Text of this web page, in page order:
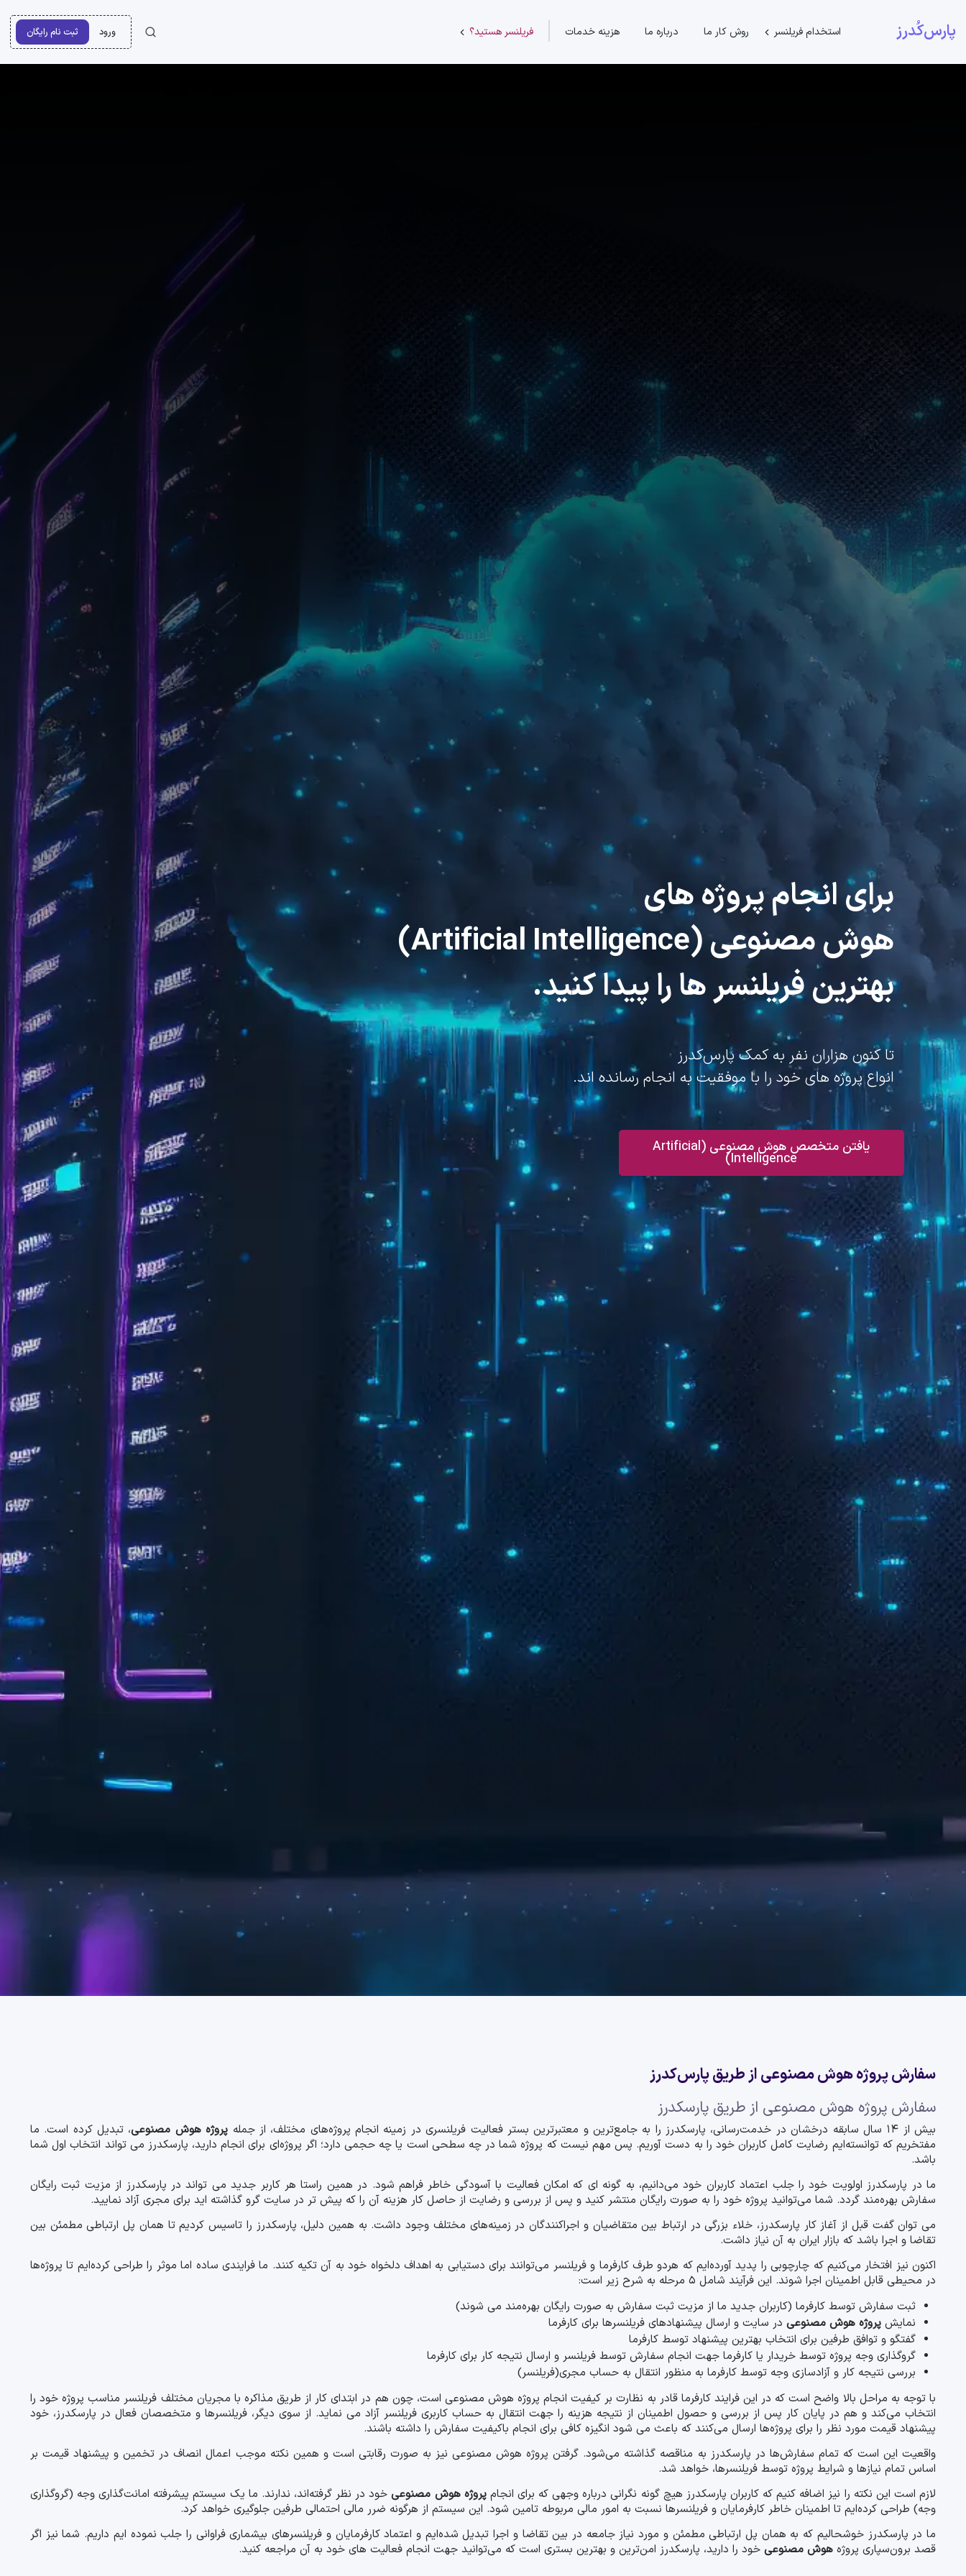
پارس‌کُدرز استخدام فریلنسر روش کار ما درباره ما هزینه خدمات فریلنسر هستید؟ ورود ثبت نام رایگان
برای انجام پروژه های
هوش مصنوعی (Artificial Intelligence)
بهترین فریلنسر ها را پیدا کنید.
تا کنون هزاران نفر به کمک پارس‌کدرز
انواع پروژه های خود را با موفقیت به انجام رسانده اند.
یافتن متخصص هوش مصنوعی (Artificial
Intelligence)
سفارش پروژه هوش مصنوعی از طریق پارس‌کدرز
سفارش پروژه هوش مصنوعی از طریق پارسکدرز
بیش از ۱۴ سال سابقه درخشان در خدمت‌رسانی، پارسکدرز را به جامع‌ترین و معتبرترین بستر فعالیت فریلنسری در زمینه انجام پروژه‌های مختلف، از جمله پروژه هوش مصنوعی، تبدیل کرده است. ما
مفتخریم که توانسته‌ایم رضایت کامل کاربران خود را به دست آوریم. پس مهم نیست که پروژه شما در چه سطحی است یا چه حجمی دارد؛ اگر پروژه‌ای برای انجام دارید، پارسکدرز می تواند انتخاب اول شما
باشد.
ما در پارسکدرز اولویت خود را جلب اعتماد کاربران خود می‌دانیم، به گونه ای که امکان فعالیت با آسودگی خاطر فراهم شود. در همین راستا هر کاربر جدید می تواند در پارسکدرز از مزیت ثبت رایگان
سفارش بهره‌مند گردد. شما می‌توانید پروژه خود را به صورت رایگان منتشر کنید و پس از بررسی و رضایت از حاصل کار هزینه آن را که پیش تر در سایت گرو گذاشته اید برای مجری آزاد نمایید.
می توان گفت قبل از آغاز کار پارسکدرز، خلاء بزرگی در ارتباط بین متقاضیان و اجراکنندگان در زمینه‌های مختلف وجود داشت. به همین دلیل، پارسکدرز را تاسیس کردیم تا همان پل ارتباطی مطمئن بین
تقاضا و اجرا باشد که بازار ایران به آن نیاز داشت.
اکنون نیز افتخار می‌کنیم که چارچوبی را پدید آورده‌ایم که هردو طرف کارفرما و فریلنسر می‌توانند برای دستیابی به اهداف دلخواه خود به آن تکیه کنند. ما فرایندی ساده اما موثر را طراحی کرده‌ایم تا پروژه‌ها
در محیطی قابل اطمینان اجرا شوند. این فرآیند شامل 5 مرحله به شرح زیر است:
ثبت سفارش توسط کارفرما (کاربران جدید ما از مزیت ثبت سفارش به صورت رایگان بهره‌مند می شوند)
نمایش پروژه هوش مصنوعی در سایت و ارسال پیشنهادهای فریلنسرها برای کارفرما
گفتگو و توافق طرفین برای انتخاب بهترین پیشنهاد توسط کارفرما
گروگذاری وجه پروژه توسط خریدار یا کارفرما جهت انجام سفارش توسط فریلنسر و ارسال نتیجه کار برای کارفرما
بررسی نتیجه کار و آزادسازی وجه توسط کارفرما به منظور انتقال به حساب مجری(فریلنسر)
با توجه به مراحل بالا واضح است که در این فرایند کارفرما قادر به نظارت بر کیفیت انجام پروژه هوش مصنوعی است، چون هم در ابتدای کار از طریق مذاکره با مجریان مختلف فریلنسر مناسب پروژه خود را
انتخاب می‌کند و هم در پایان کار پس از بررسی و حصول اطمینان از نتیجه هزینه را جهت انتقال به حساب کاربری فریلنسر آزاد می نماید. از سوی دیگر، فریلنسرها و متخصصان فعال در پارسکدرز، خود
پیشنهاد قیمت مورد نظر را برای پروژه‌ها ارسال می‌کنند که باعث می شود انگیزه کافی برای انجام باکیفیت سفارش را داشته باشند.
واقعیت این است که تمام سفارش‌ها در پارسکدرز به مناقصه گذاشته می‌شود. گرفتن پروژه هوش مصنوعی نیز به صورت رقابتی است و همین نکته موجب اعمال انصاف در تخمین و پیشنهاد قیمت بر
اساس تمام نیازها و شرایط پروژه توسط فریلنسرها، خواهد شد.
لازم است این نکته را نیز اضافه کنیم که کاربران پارسکدرز هیچ گونه نگرانی درباره وجهی که برای انجامپروژه هوش مصنوعیخود در نظر گرفته‌اند، ندارند. ما یک سیستم پیشرفته امانت‌گذاری وجه (گروگذاری
وجه) طراحی کرده‌ایم تا اطمینان خاطر کارفرمایان و فریلنسرها نسبت به امور مالی مربوطه تامین شود. این سیستم از هرگونه ضرر مالی احتمالی طرفین جلوگیری خواهد کرد.
ما در پارسکدرز خوشحالیم که به همان پل ارتباطی مطمئن و مورد نیاز جامعه در بین تقاضا و اجرا تبدیل شده‌ایم و اعتماد کارفرمایان و فریلنسرهای بیشماری فراوانی را جلب نموده ایم داریم. شما نیز اگر
قصد برون‌سپاری پروژه هوش مصنوعی خود را دارید، پارسکدرز امن‌ترین و بهترین بستری است که می‌توانید جهت انجام فعالیت های خود به آن مراجعه کنید.